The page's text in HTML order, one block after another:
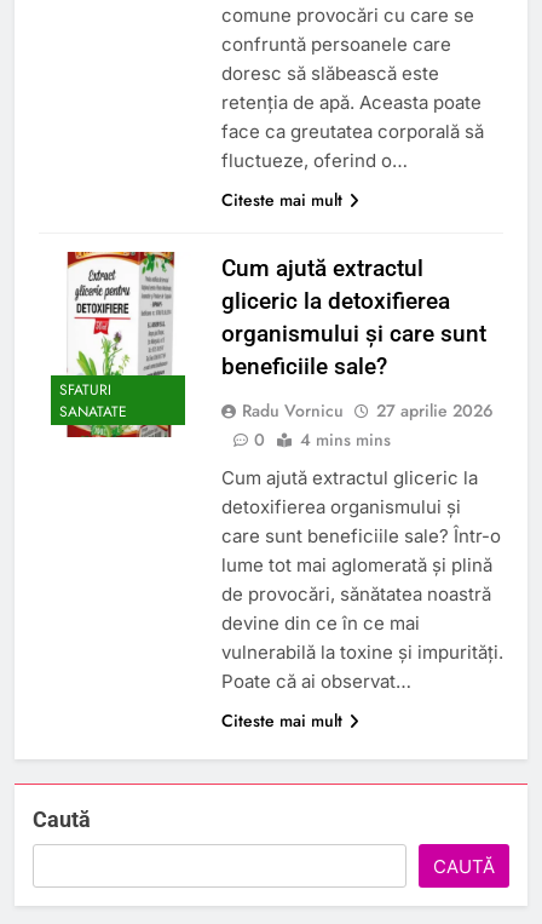
comune provocări cu care se
confruntă persoanele care
doresc să slăbească este
retenția de apă. Aceasta poate
face ca greutatea corporală să
fluctueze, oferind o…
Citeste mai mult
SFATURI
SANATATE
Cum ajută extractul
gliceric la detoxifierea
organismului și care sunt
beneficiile sale?
Radu Vornicu
27 aprilie 2026
0
4 mins mins
Cum ajută extractul gliceric la
detoxifierea organismului și
care sunt beneficiile sale? Într-o
lume tot mai aglomerată și plină
de provocări, sănătatea noastră
devine din ce în ce mai
vulnerabilă la toxine și impurități.
Poate că ai observat…
Citeste mai mult
Caută
CAUTĂ